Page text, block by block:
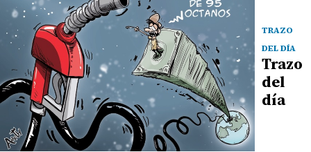
TRAZO
DEL DÍA
Trazo
del
día